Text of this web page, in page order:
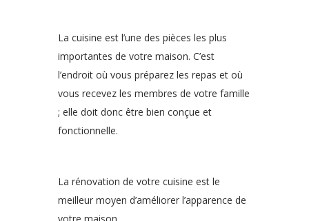
La cuisine est l’une des pièces les plus
importantes de votre maison. C’est
l’endroit où vous préparez les repas et où
vous recevez les membres de votre famille
; elle doit donc être bien conçue et
fonctionnelle.
La rénovation de votre cuisine est le
meilleur moyen d’améliorer l’apparence de